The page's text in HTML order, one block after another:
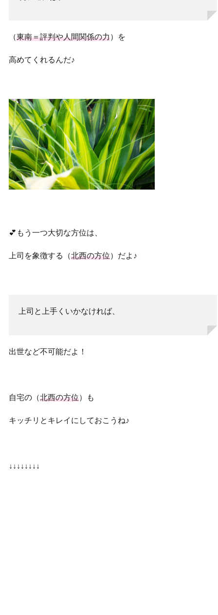
（東南＝評判や人間関係の力）を
高めてくれるんだ♪
💕もう一つ大切な方位は、
上司を象徴する（北西の方位）だよ♪
上司と上手くいかなければ、
出世など不可能だよ！
自宅の（北西の方位）も
キッチリとキレイにしておこうね♪
↓↓↓↓↓↓↓↓